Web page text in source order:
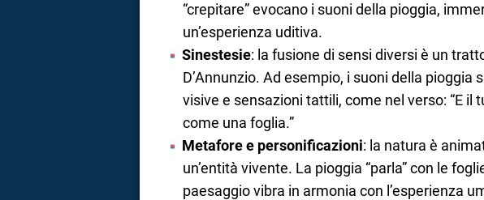
“crepitare” evocano i suoni della pioggia,
un’esperienza uditiva.
Sinestesie: la fusione di sensi diversi è un
D’Annunzio. Ad esempio, i suoni della pioggia
visive e sensazioni tattili, come nel verso: “E il
come una foglia.”
Metafore e personificazioni: la natura è
un’entità vivente. La pioggia “parla” con le
paesaggio vibra in armonia con l’esperienza